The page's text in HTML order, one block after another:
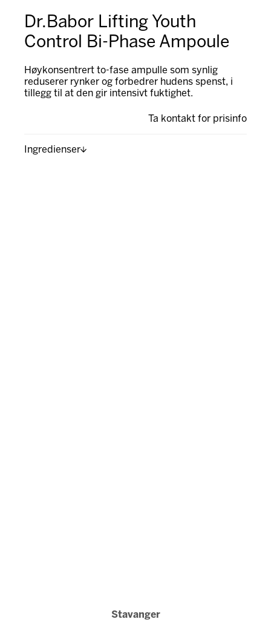
Dr.Babor Lifting Youth
Control Bi-Phase Ampoule
Høykonsentrert to-fase ampulle som synlig
reduserer rynker og forbedrer hudens spenst, i
tillegg til at den gir intensivt fuktighet.
Ta kontakt for prisinfo
Ingredienser
Stavanger